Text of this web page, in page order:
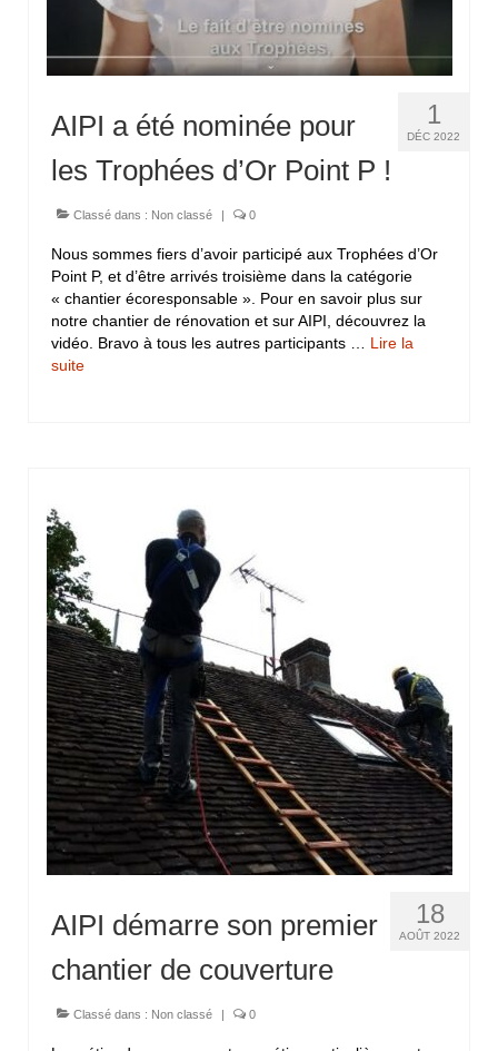
1
DÉC 2022
AIPI a été nominée pour
les Trophées d’Or Point P !
Classé dans : Non classé | 0
Nous sommes fiers d’avoir participé aux Trophées d’Or
Point P, et d’être arrivés troisième dans la catégorie
« chantier écoresponsable ». Pour en savoir plus sur
notre chantier de rénovation et sur AIPI, découvrez la
vidéo. Bravo à tous les autres participants … Lire la
suite­­
18
AOÛT 2022
AIPI démarre son premier
chantier de couverture
Classé dans : Non classé | 0